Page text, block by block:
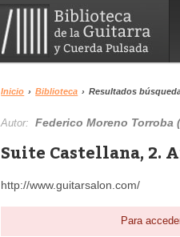
Inicio › Biblioteca › Resultados
Autor:Federico Moreno Torroba
Suite Castellana, 2.
http://www.guitarsalon.com/
Para